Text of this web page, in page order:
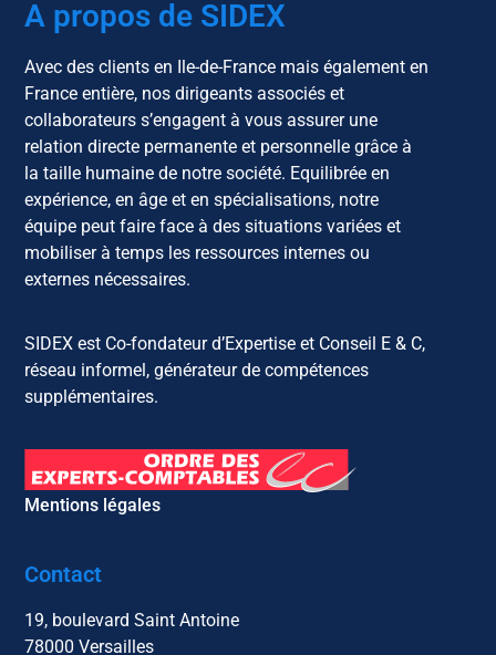
A propos de SIDEX
Avec des clients en Ile-de-France mais également en
France entière, nos dirigeants associés et
collaborateurs s’engagent à vous assurer une
relation directe permanente et personnelle grâce à
la taille humaine de notre société. Equilibrée en
expérience, en âge et en spécialisations, notre
équipe peut faire face à des situations variées et
mobiliser à temps les ressources internes ou
externes nécessaires.
SIDEX est Co-fondateur d’Expertise et Conseil E & C,
réseau informel, générateur de compétences
supplémentaires.
Mentions légales
Contact
19, boulevard Saint Antoine
78000 Versailles